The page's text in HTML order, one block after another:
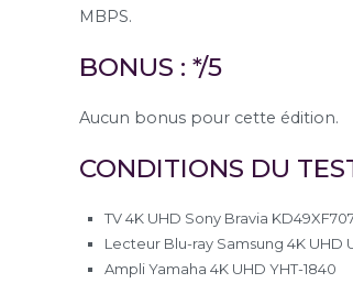
MBPS.
BONUS : */5
Aucun bonus pour cette édition.
CONDITIONS DU
TV 4K UHD Sony Bravia
Lecteur Blu-ray Samsung 4K UHD
Ampli Yamaha 4K UHD YHT-1840